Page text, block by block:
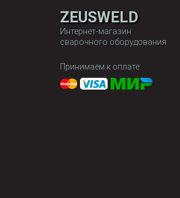
ZEUSWELD
Интернет-магазин
сварочного оборудования
Принимаем к оплате: